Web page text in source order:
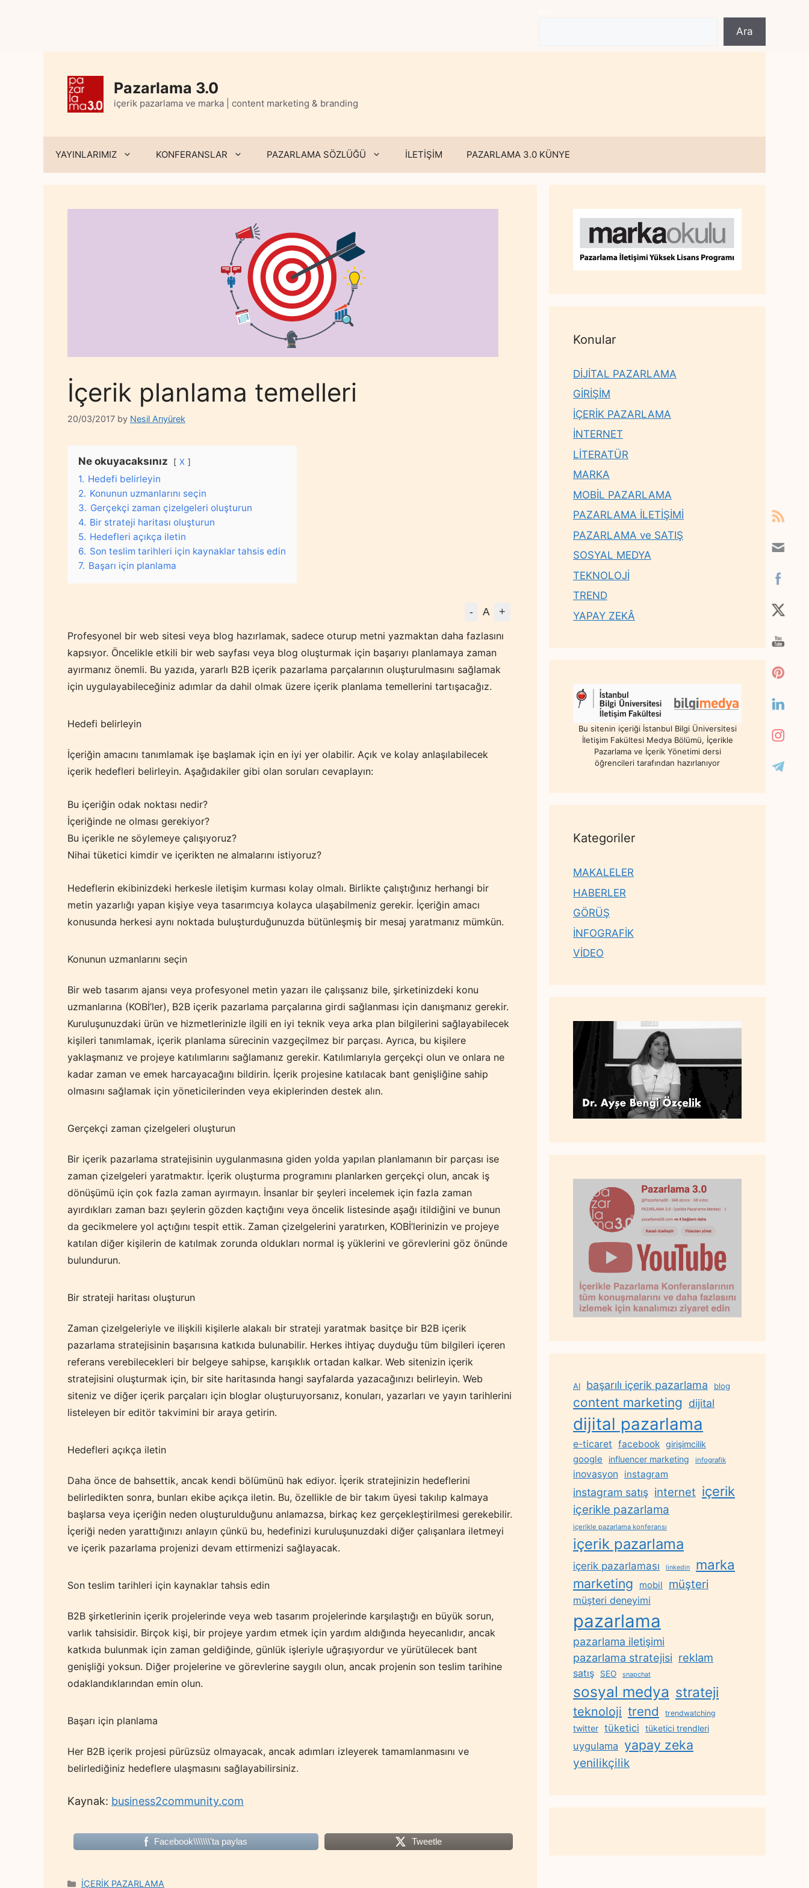
Ara
Pazarlama 3.0
içerik pazarlama ve marka | content marketing & branding
YAYINLARIMIZ KONFERANSLAR PAZARLAMA SÖZLÜĞÜ İLETİŞİM PAZARLAMA 3.0 KÜNYE
İçerik planlama temelleri
20/03/2017 by Nesil Arıyürek
Ne okuyacaksınız X
1. Hedefi belirleyin
2. Konunun uzmanlarını seçin
3. Gerçekçi zaman çizelgeleri oluşturun
4. Bir strateji haritası oluşturun
5. Hedefleri açıkça iletin
6. Son teslim tarihleri için kaynaklar tahsis edin
7. Başarı için planlama
- A
+
Profesyonel bir web sitesi veya blog hazırlamak, sadece oturup metni yazmaktan daha fazlasını
kapsıyor. Öncelikle etkili bir web sayfası veya blog oluşturmak için başarıyı planlamaya zaman
ayırmanız önemli. Bu yazıda, yararlı B2B içerik pazarlama parçalarının oluşturulmasını sağlamak
için uygulayabileceğiniz adımlar da dahil olmak üzere içerik planlama temellerini tartışacağız.
Hedefi belirleyin
İçeriğin amacını tanımlamak işe başlamak için en iyi yer olabilir. Açık ve kolay anlaşılabilecek
içerik hedefleri belirleyin. Aşağıdakiler gibi olan soruları cevaplayın:
Bu içeriğin odak noktası nedir?
İçeriğinde ne olması gerekiyor?
Bu içerikle ne söylemeye çalışıyoruz?
Nihai tüketici kimdir ve içerikten ne almalarını istiyoruz?
Hedeflerin ekibinizdeki herkesle iletişim kurması kolay olmalı. Birlikte çalıştığınız herhangi bir
metin yazarlığı yapan kişiye veya tasarımcıya kolayca ulaşabilmeniz gerekir. İçeriğin amacı
konusunda herkesi aynı noktada buluşturduğunuzda bütünleşmiş bir mesaj yaratmanız mümkün.
Konunun uzmanlarını seçin
Bir web tasarım ajansı veya profesyonel metin yazarı ile çalışsanız bile, şirketinizdeki konu
uzmanlarına (KOBİ’ler), B2B içerik pazarlama parçalarına girdi sağlanması için danışmanız gerekir.
Kuruluşunuzdaki ürün ve hizmetlerinizle ilgili en iyi teknik veya arka plan bilgilerini sağlayabilecek
kişileri tanımlamak, içerik planlama sürecinin vazgeçilmez bir parçası. Ayrıca, bu kişilere
yaklaşmanız ve projeye katılımlarını sağlamanız gerekir. Katılımlarıyla gerçekçi olun ve onlara ne
kadar zaman ve emek harcayacağını bildirin. İçerik projesine katılacak bant genişliğine sahip
olmasını sağlamak için yöneticilerinden veya ekiplerinden destek alın.
Gerçekçi zaman çizelgeleri oluşturun
Bir içerik pazarlama stratejisinin uygulanmasına giden yolda yapılan planlamanın bir parçası ise
zaman çizelgeleri yaratmaktır. İçerik oluşturma programını planlarken gerçekçi olun, ancak iş
dönüşümü için çok fazla zaman ayırmayın. İnsanlar bir şeyleri incelemek için fazla zaman
ayırdıkları zaman bazı şeylerin gözden kaçtığını veya öncelik listesinde aşağı itildiğini ve bunun
da gecikmelere yol açtığını tespit ettik. Zaman çizelgelerini yaratırken, KOBİ’lerinizin ve projeye
katılan diğer kişilerin de katılmak zorunda oldukları normal iş yüklerini ve görevlerini göz önünde
bulundurun.
Bir strateji haritası oluşturun
Zaman çizelgeleriyle ve ilişkili kişilerle alakalı bir strateji yaratmak basitçe bir B2B içerik
pazarlama stratejisinin başarısına katkıda bulunabilir. Herkes ihtiyaç duyduğu tüm bilgileri içeren
referans verebilecekleri bir belgeye sahipse, karışıklık ortadan kalkar. Web sitenizin içerik
stratejisini oluşturmak için, bir site haritasında hangi sayfalarda yazacağınızı belirleyin. Web
siteniz ve diğer içerik parçaları için bloglar oluşturuyorsanız, konuları, yazarları ve yayın tarihlerini
listeleyen bir editör takvimini bir araya getirin.
Hedefleri açıkça iletin
Daha önce de bahsettik, ancak kendi bölümünü hak ediyor. İçerik stratejinizin hedeflerini
belirledikten sonra, bunları ekibe açıkça iletin. Bu, özellikle de bir takım üyesi takılıp kalmaya
başlarsa veya içeriğin neden oluşturulduğunu anlamazsa, birkaç kez gerçekleştirilmesi gerekebilir.
İçeriği neden yarattığınızı anlayın çünkü bu, hedefinizi kuruluşunuzdaki diğer çalışanlara iletmeyi
ve içerik pazarlama projenizi devam ettirmenizi sağlayacak.
Son teslim tarihleri için kaynaklar tahsis edin
B2B şirketlerinin içerik projelerinde veya web tasarım projelerinde karşılaştığı en büyük sorun,
varlık tahsisidir. Birçok kişi, bir projeye yardım etmek için yardım aldığında heyecanlıdır, ancak
katkıda bulunmak için zaman geldiğinde, günlük işleriyle uğraşıyordur ve yürütülecek bant
genişliği yoksun. Diğer projelerine ve görevlerine saygılı olun, ancak projenin son teslim tarihine
odaklandıklarından emin olun.
Başarı için planlama
Her B2B içerik projesi pürüzsüz olmayacak, ancak adımları izleyerek tamamlanmasını ve
belirlediğiniz hedeflere ulaşmasını sağlayabilirsiniz.
Kaynak: business2community.com
Facebook\\\\\\\'ta paylas Tweetle
Categories
İÇERİK PAZARLAMA
Konular
DİJİTAL PAZARLAMA
GİRİŞİM
İÇERİK PAZARLAMA
İNTERNET
LİTERATÜR
MARKA
MOBİL PAZARLAMA
PAZARLAMA İLETİŞİMİ
PAZARLAMA ve SATIŞ
SOSYAL MEDYA
TEKNOLOJİ
TREND
YAPAY ZEKÂ
Bu sitenin içeriği İstanbul Bilgi Üniversitesi
İletişim Fakültesi Medya Bölümü, İçerikle
Pazarlama ve İçerik Yönetimi dersi
öğrencileri tarafından hazırlanıyor
Kategoriler
MAKALELER
HABERLER
GÖRÜŞ
İNFOGRAFİK
VİDEO
AI başarılı içerik pazarlama blog
content marketing dijital
dijital pazarlama
e-ticaret facebook girişimcilik
google influencer marketing infografik
inovasyon instagram
instagram satış internet içerik
içerikle pazarlama
içerikle pazarlama konferansı
içerik pazarlama
içerik pazarlaması linkedin marka
marketing mobil müşteri
müşteri deneyimi
pazarlama
pazarlama iletişimi
pazarlama stratejisi reklam
satış SEO snapchat
sosyal medya strateji
teknoloji trend trendwatching
twitter tüketici tüketici trendleri
uygulama yapay zeka
yenilikçilik